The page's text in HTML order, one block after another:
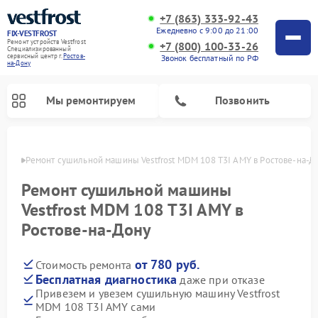
FIX-VESTFROST
Ремонт устройств Vestfrost
Специализированный
cервисный центр г.Ростов-
на-Дону
+7 (863) 333-92-43
Ежедневно с 9:00 до 21:00
+7 (800) 100-33-26
Звонок бесплатный по РФ
Мы ремонтируем Позвонить
Ремонт сушильной машины Vestfrost MDM 108 T3I AMY в Ростове-на-
Ремонт сушильной машины
Vestfrost MDM 108 T3I AMY в
Ростове-на-Дону
Стоимость ремонта от 780 руб.
Бесплатная диагностика даже при отказе
Привезем и увезем сушильную машину Vestfrost
MDM 108 T3I AMY сами